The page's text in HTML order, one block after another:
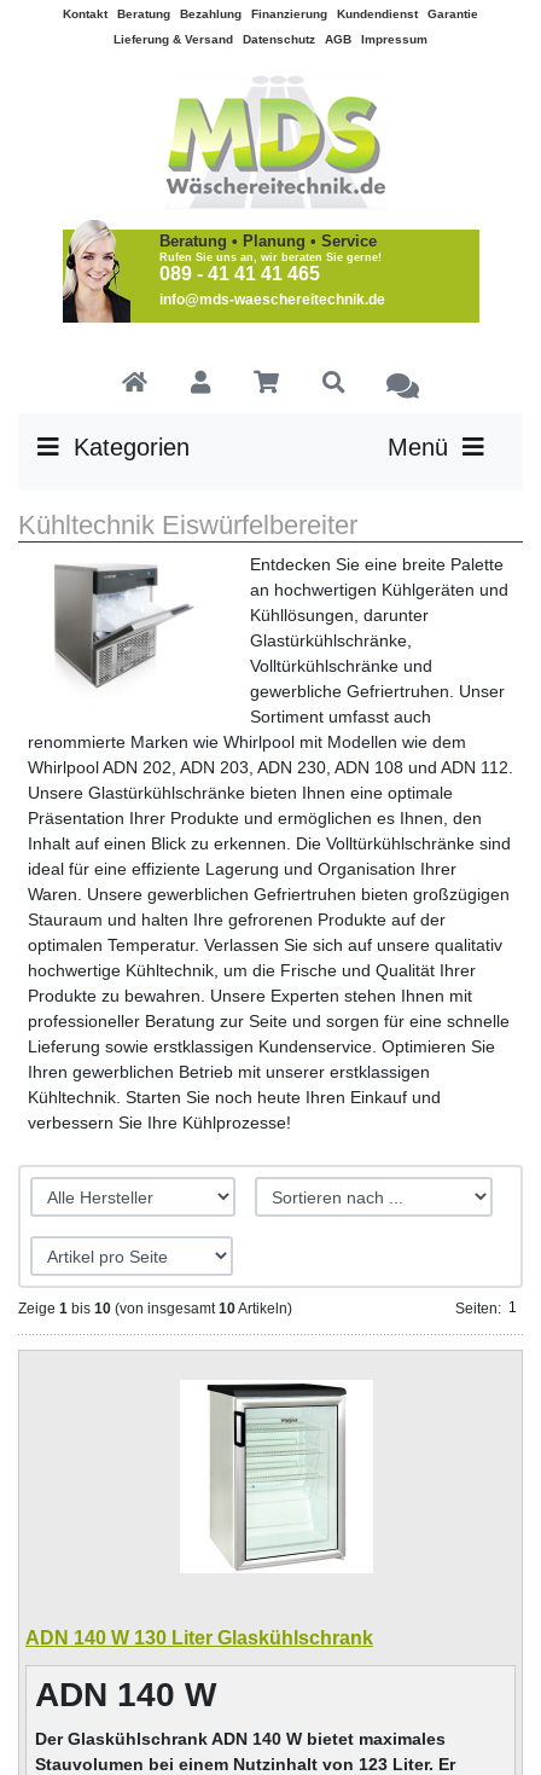
Kontakt Beratung Bezahlung Finanzierung Kundendienst
Garantie
Lieferung & Versand
Datenschutz AGB Impressum
Beratung • Planung • Service
Rufen Sie uns an, wir beraten Sie gerne!
089 - 41 41 41 465
info@mds-waeschereitechnik.de
Kategorien Menü
Kühltechnik Eiswürfelbereiter
Entdecken Sie eine breite Palette
an hochwertigen Kühlgeräten und
Kühllösungen, darunter
Glastürkühlschränke,
Volltürkühlschränke und
gewerbliche Gefriertruhen. Unser
Sortiment umfasst auch
renommierte Marken wie Whirlpool mit Modellen wie dem
Whirlpool ADN 202, ADN 203, ADN 230, ADN 108 und ADN 112.
Unsere Glastürkühlschränke bieten Ihnen eine optimale
Präsentation Ihrer Produkte und ermöglichen es Ihnen, den
Inhalt auf einen Blick zu erkennen. Die Volltürkühlschränke sind
ideal für eine effiziente Lagerung und Organisation Ihrer
Waren. Unsere gewerblichen Gefriertruhen bieten großzügigen
Stauraum und halten Ihre gefrorenen Produkte auf der
optimalen Temperatur. Verlassen Sie sich auf unsere qualitativ
hochwertige Kühltechnik, um die Frische und Qualität Ihrer
Produkte zu bewahren. Unsere Experten stehen Ihnen mit
professioneller Beratung zur Seite und sorgen für eine schnelle
Lieferung sowie erstklassigen Kundenservice. Optimieren Sie
Ihren gewerblichen Betrieb mit unserer erstklassigen
Kühltechnik. Starten Sie noch heute Ihren Einkauf und
verbessern Sie Ihre Kühlprozesse!
Zeige 1 bis 10 (von insgesamt10Artikeln) Seiten:: 1
ADN 140 W 130 Liter Glaskühlschrank
ADN 140 W
Der Glaskühlschrank ADN 140 W bietet maximales
Stauvolumen bei einem Nutzinhalt von 123 Liter. Er